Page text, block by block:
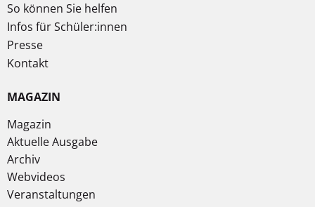
So können Sie helfen
Infos für Schüler:innen
Presse
Kontakt
MAGAZIN
Magazin
Aktuelle Ausgabe
Archiv
Webvideos
Veranstaltungen